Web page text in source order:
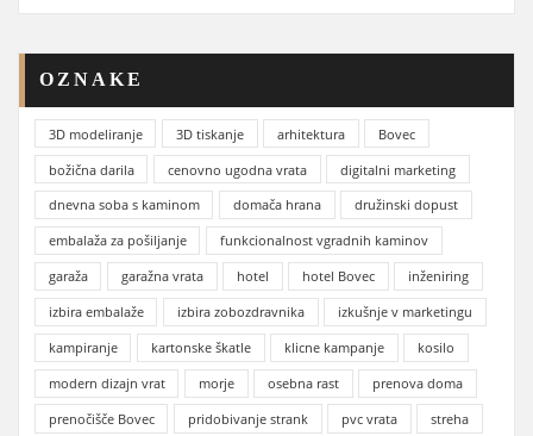
OZNAKE
3D modeliranje 3D tiskanje arhitektura
Bovec
božična darila
cenovno ugodna vrata
digitalni marketing
dnevna soba s kaminom
domača hrana
družinski dopust
embalaža za pošiljanje
funkcionalnost vgradnih kaminov
garaža
garažna vrata hotel hotel Bovec
inženiring
izbira embalaže
izbira zobozdravnika
izkušnje v marketingu
kampiranje
kartonske škatle klicne kampanje
kosilo
modern dizajn vrat
morje osebna rast
prenova doma
prenočišče Bovec
pridobivanje strank pvc vrata streha